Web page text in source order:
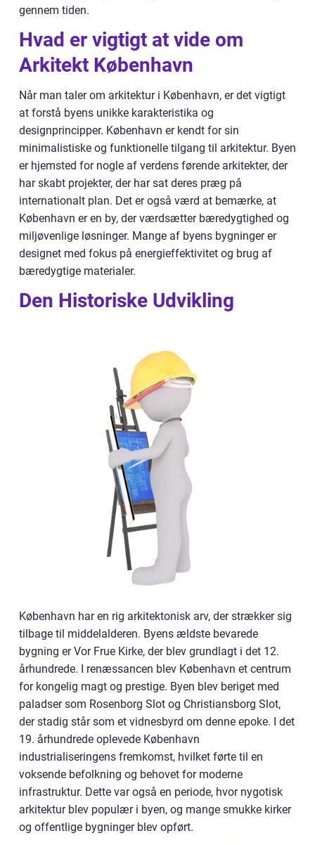
gennem tiden.
Hvad er vigtigt at vide om
Arkitekt København
Når man taler om arkitektur i København, er det vigtigt
at forstå byens unikke karakteristika og
designprincipper. København er kendt for sin
minimalistiske og funktionelle tilgang til arkitektur. Byen
er hjemsted for nogle af verdens førende arkitekter, der
har skabt projekter, der har sat deres præg på
internationalt plan. Det er også værd at bemærke, at
København er en by, der værdsætter bæredygtighed og
miljøvenlige løsninger. Mange af byens bygninger er
designet med fokus på energieffektivitet og brug af
bæredygtige materialer.
Den Historiske Udvikling
København har en rig arkitektonisk arv, der strækker sig
tilbage til middelalderen. Byens ældste bevarede
bygning er Vor Frue Kirke, der blev grundlagt i det 12.
århundrede. I renæssancen blev København et centrum
for kongelig magt og prestige. Byen blev beriget med
paladser som Rosenborg Slot og Christiansborg Slot,
der stadig står som et vidnesbyrd om denne epoke. I det
19. århundrede oplevede København
industrialiseringens fremkomst, hvilket førte til en
voksende befolkning og behovet for moderne
infrastruktur. Dette var også en periode, hvor nygotisk
arkitektur blev populær i byen, og mange smukke kirker
og offentlige bygninger blev opført.